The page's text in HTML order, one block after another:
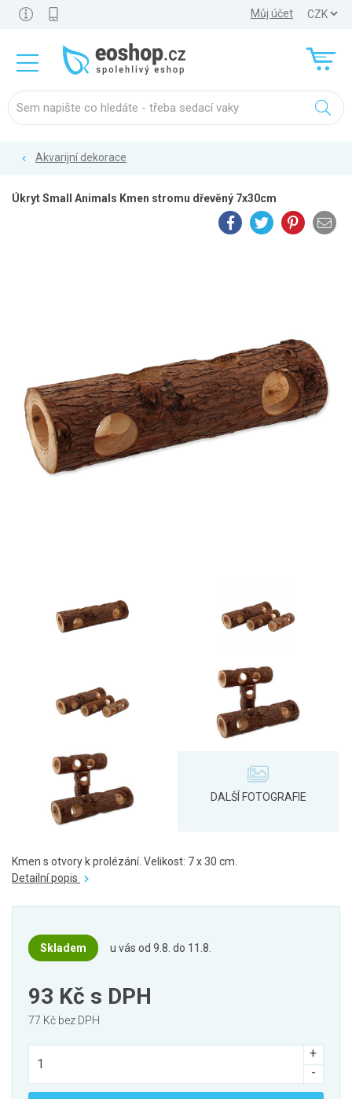
Můj účet
Akvarijní dekorace
Úkryt Small Animals Kmen stromu dřevěný 7x30cm
Kmen s otvory k prolézání. Velikost: 7 x 30 cm.
Detailní popis
Skladem u vás od 9.8. do 11.8.
93 Kč s DPH
77 Kč bez DPH